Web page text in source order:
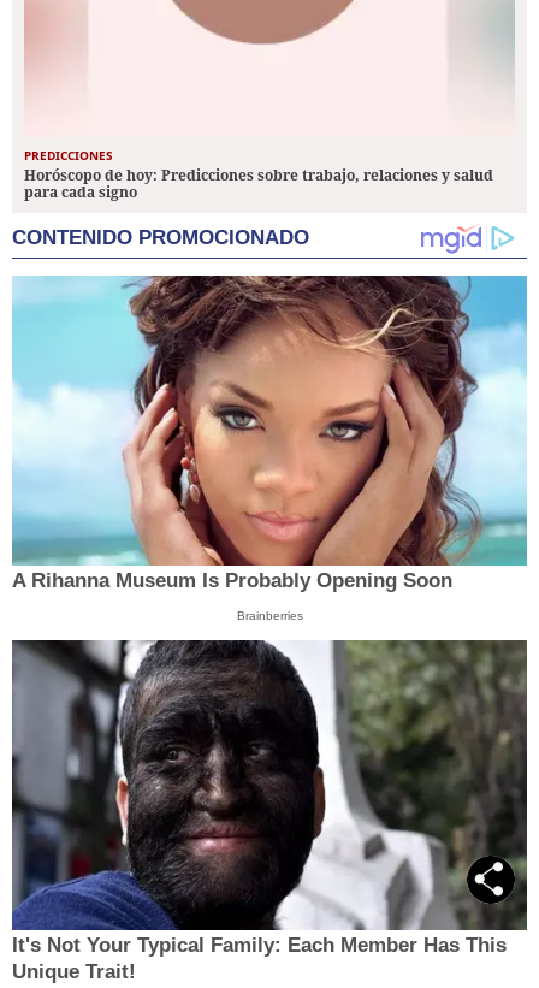
PREDICCIONES
Horóscopo de hoy: Predicciones sobre trabajo, relaciones y salud
para cada signo
CONTENIDO PROMOCIONADO
A Rihanna Museum Is Probably Opening Soon
Brainberries
It's Not Your Typical Family: Each Member Has This
Unique Trait!